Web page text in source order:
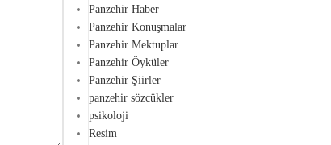
Panzehir Haber
Panzehir Konuşmalar
Panzehir Mektuplar
Panzehir Öyküler
Panzehir Şiirler
panzehir sözcükler
psikoloji
Resim